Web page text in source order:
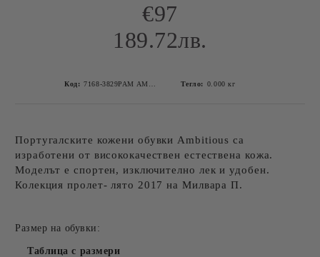
€97
189.72лв.
Код: Тегло: 0.000 кг
Португалските кожени обувки Ambitious са
изработени от висококачествен естествена кожа.
Моделът е спортен, изключително лек и удобен.
Колекция пролет- лято 2017 на Милвара П.
Размер на обувки:
Таблица с размери